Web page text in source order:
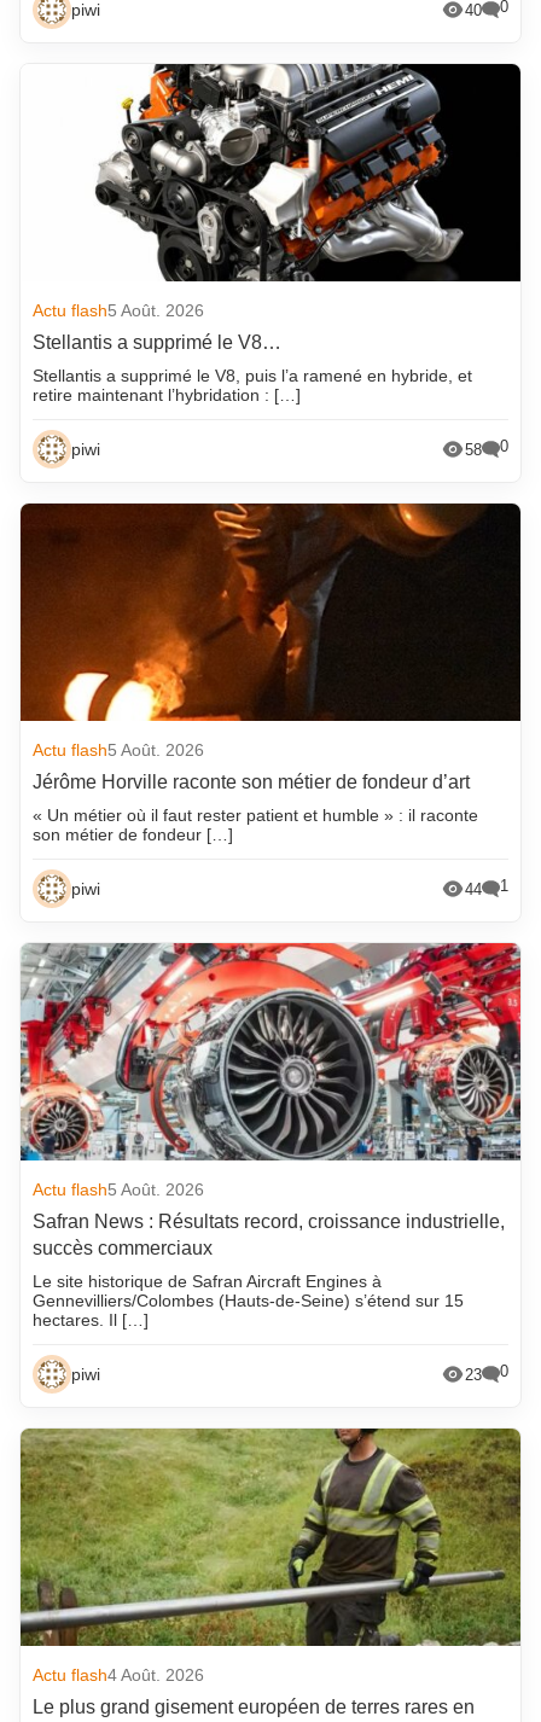
piwi 40 0
Actu flash5 Août. 2026
Stellantis a supprimé le V8…
Stellantis a supprimé le V8, puis l’a ramené en hybride, et
retire maintenant l’hybridation : […]
piwi 58 0
Actu flash5 Août. 2026
Jérôme Horville raconte son métier de fondeur d’art
« Un métier où il faut rester patient et humble » : il raconte
son métier de fondeur […]
piwi 44 1
Actu flash5 Août. 2026
Safran News : Résultats record, croissance industrielle,
succès commerciaux
Le site historique de Safran Aircraft Engines à
Gennevilliers/Colombes (Hauts-de-Seine) s’étend sur 15
hectares. Il […]
piwi 23 0
Actu flash4 Août. 2026
Le plus grand gisement européen de terres rares en